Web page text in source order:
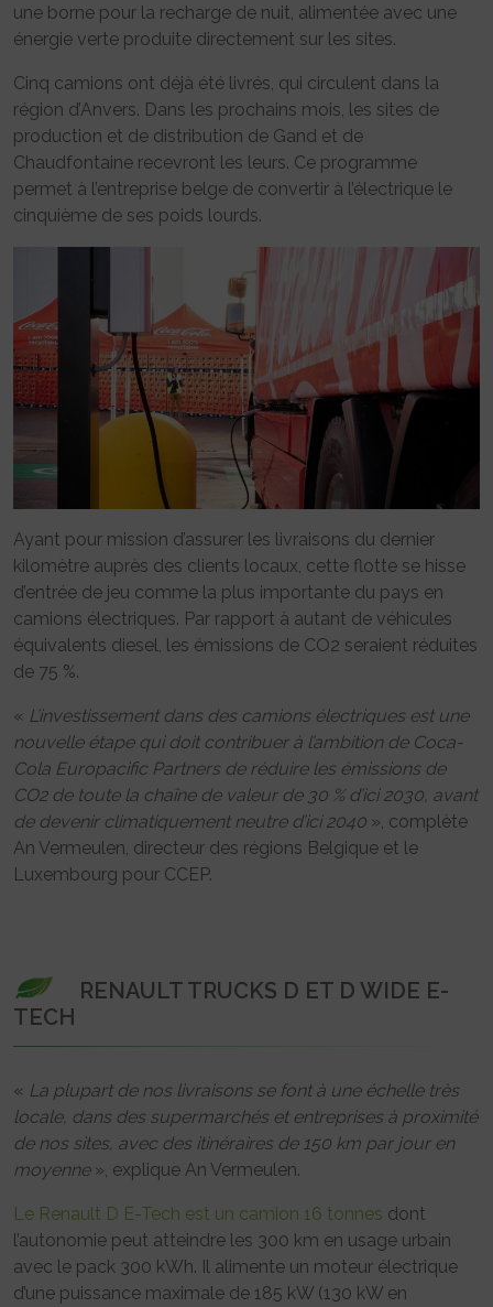
une borne pour la recharge de nuit, alimentée avec une
énergie verte produite directement sur les sites.
Cinq camions ont déjà été livrés, qui circulent dans la
région d’Anvers. Dans les prochains mois, les sites de
production et de distribution de Gand et de
Chaudfontaine recevront les leurs. Ce programme
permet à l’entreprise belge de convertir à l’électrique le
cinquième de ses poids lourds.
Ayant pour mission d’assurer les livraisons du dernier
kilomètre auprès des clients locaux, cette flotte se hisse
d’entrée de jeu comme la plus importante du pays en
camions électriques. Par rapport à autant de véhicules
équivalents diesel, les émissions de CO2 seraient réduites
de 75 %.
« L’investissement dans des camions électriques est une
nouvelle étape qui doit contribuer à l’ambition de Coca-
Cola Europacific Partners de réduire les émissions de
CO2 de toute la chaîne de valeur de 30 % d’ici 2030, avant
de devenir climatiquement neutre d’ici 2040 », complète
An Vermeulen, directeur des régions Belgique et le
Luxembourg pour CCEP.
RENAULT TRUCKS D ET D WIDE E-
TECH
« La plupart de nos livraisons se font à une échelle très
locale, dans des supermarchés et entreprises à proximité
de nos sites, avec des itinéraires de 150 km par jour en
moyenne», explique An Vermeulen.
Le Renault D E-Tech est un camion 16 tonnes dont
l’autonomie peut atteindre les 300 km en usage urbain
avec le pack 300 kWh. Il alimente un moteur électrique
d’une puissance maximale de 185 kW (130 kW en